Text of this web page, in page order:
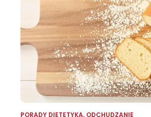
PORADY DIETETYKA, ODCHUDZANIE